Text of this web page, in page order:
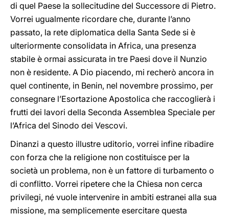
di quel Paese la sollecitudine del Successore di Pietro.
Vorrei ugualmente ricordare che, durante l’anno
passato, la rete diplomatica della Santa Sede si è
ulteriormente consolidata in Africa, una presenza
stabile è ormai assicurata in tre Paesi dove il Nunzio
non è residente. A Dio piacendo, mi recherò ancora in
quel continente, in Benin, nel novembre prossimo, per
consegnare l’Esortazione Apostolica che raccoglierà i
frutti dei lavori della Seconda Assemblea Speciale per
l’Africa del Sinodo dei Vescovi.
Dinanzi a questo illustre uditorio, vorrei infine ribadire
con forza che la religione non costituisce per la
società un problema, non è un fattore di turbamento o
di conflitto. Vorrei ripetere che la Chiesa non cerca
privilegi, né vuole intervenire in ambiti estranei alla sua
missione, ma semplicemente esercitare questa